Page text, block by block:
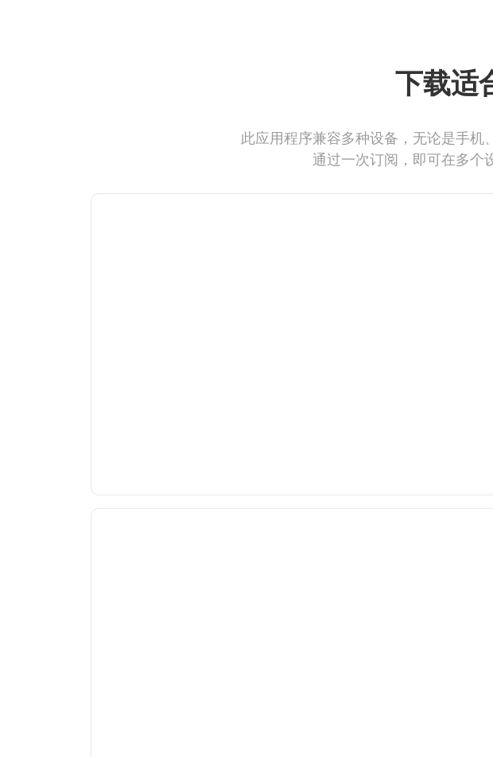
下载适
此应用程序兼容多种设备，无论是手机
通过一次订阅，即可在多个